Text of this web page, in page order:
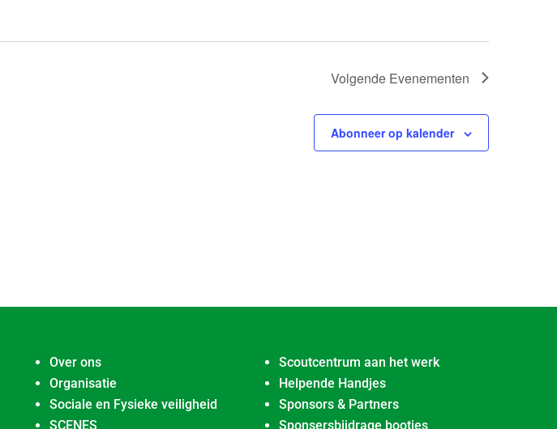
Volgende Evenementen
Abonneer op kalender
Over ons
Organisatie
Sociale en Fysieke veiligheid
SCENES
Scoutcentrum aan het werk
Helpende Handjes
Sponsors & Partners
Sponsersbijdrage bootjes